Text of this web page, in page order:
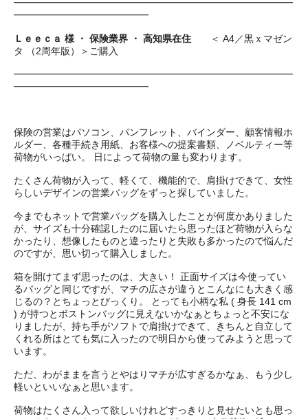
━━━━━━━━━━━━━━━━━━━━━━━━━━━━━
━━━━━━━━━━━━━━
Ｌｅｅｃａ 様 ・ 保険業界 ・ 高知県在住
＜ A4／黒ｘマゼン
タ （2周年版）＞ご購入
━━━━━━━━━━━━━━━━━━━━━━━━━━━━━
━━━━━━━━━━━━━━
保険の営業はパソコン、パンフレット、バインダー、顧客情報ホ
ルダー、各種手続き用紙、お客様への提案書類、ノベルティー等
荷物がいっぱい。 日によって荷物の量も変わります。
たくさん荷物が入って、軽くて、機能的で、肩掛けできて、女性
らしいデザインの営業バッグをずっと探していました。
今までもネットで営業バッグを購入したことが何度かありました
が、サイズも十分確認したのに届いたら思ったほど荷物が入らな
かったり、想像したものと違ったりと失敗も多かったので悩んだ
のですが、思い切って購入しました。
箱を開けてまず思ったのは、大きい！ 正面サイズは今使ってい
るバッグと同じですが、マチの広さが違うとこんなにも大きく感
じるの？とちょっとびっくり。 とっても小柄な私 ( 身長 141 cm
) が持つとボストンバッグに見えないかなぁとちょっと不安にな
りましたが、持ち手がソフトで肩掛けできて、きちんと自立して
くれる所はとても気に入ったので明日から使ってみようと思って
います。
ただ、わがままを言うとやはりマチが広すぎるかなぁ、もう少し
軽いといいなぁと思います。
荷物はたくさん入って欲しいけれどすっきりと見せたいとも思っ